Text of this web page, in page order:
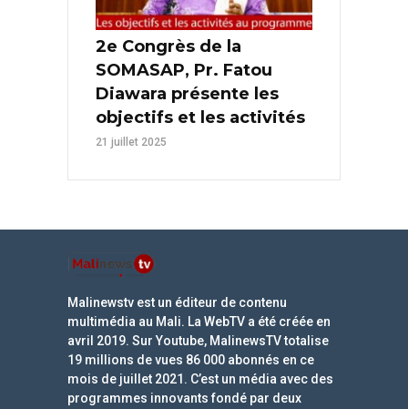
2e Congrès de la
SOMASAP, Pr. Fatou
Diawara présente les
objectifs et les activités
21 juillet 2025
Malinewstv est un éditeur de contenu
multimédia au Mali. La WebTV a été créée en
avril 2019. Sur Youtube, MalinewsTV totalise
19 millions de vues 86 000 abonnés en ce
mois de juillet 2021. C’est un média avec des
programmes innovants fondé par deux